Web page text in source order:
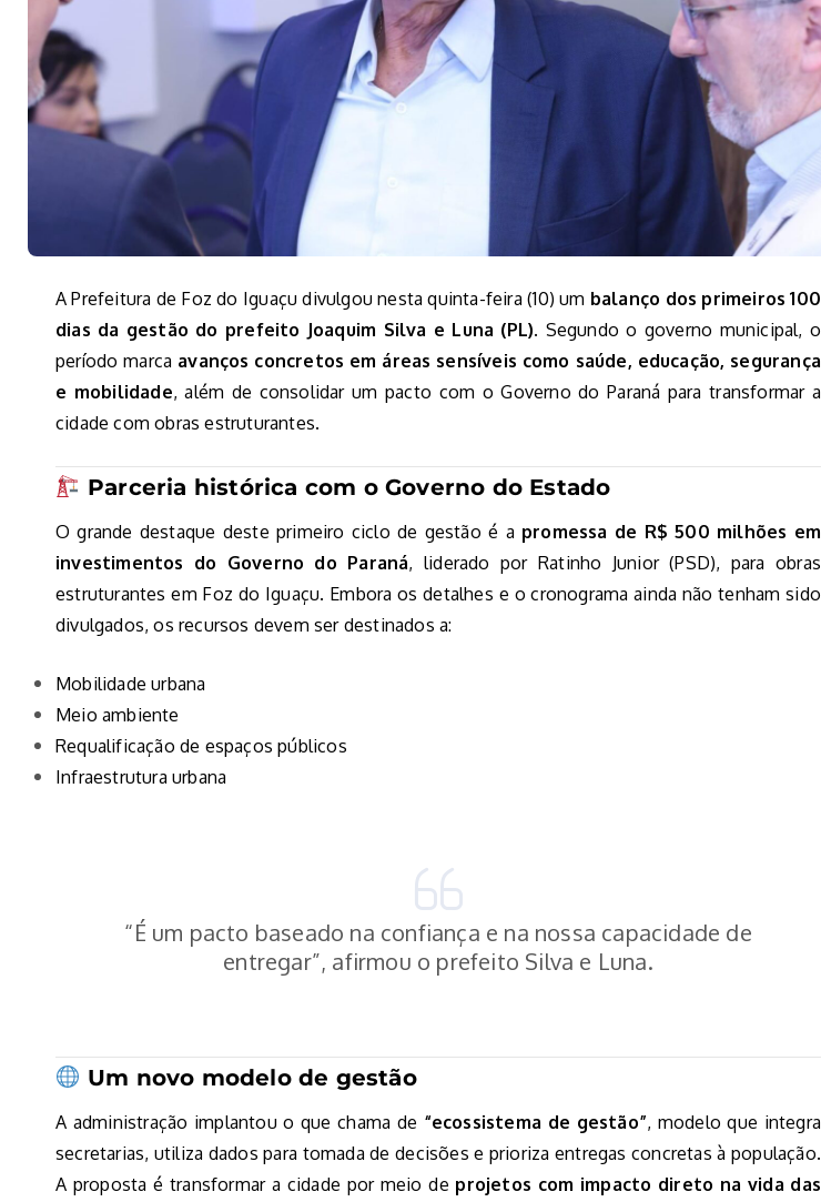
A Prefeitura de Foz do Iguaçu divulgou nesta quinta-feira (10) um balanço dos primeiros 100
dias da gestão do prefeito Joaquim Silva e Luna (PL). Segundo o governo municipal, o
período marca avanços concretos em áreas sensíveis como saúde, educação, segurança
e mobilidade, além de consolidar um pacto com o Governo do Paraná para transformar a
cidade com obras estruturantes.
Parceria histórica com o Governo do Estado
O grande destaque deste primeiro ciclo de gestão é a promessa de R$ 500 milhões em
investimentos do Governo do Paraná, liderado por Ratinho Junior (PSD), para obras
estruturantes em Foz do Iguaçu. Embora os detalhes e o cronograma ainda não tenham sido
divulgados, os recursos devem ser destinados a:
Mobilidade urbana
Meio ambiente
Requalificação de espaços públicos
Infraestrutura urbana
“É um pacto baseado na confiança e na nossa capacidade de
entregar”, afirmou o prefeito Silva e Luna.
Um novo modelo de gestão
A administração implantou o que chama de “ecossistema de gestão”, modelo que integra
secretarias, utiliza dados para tomada de decisões e prioriza entregas concretas à população.
A proposta é transformar a cidade por meio de projetos com impacto direto na vida das